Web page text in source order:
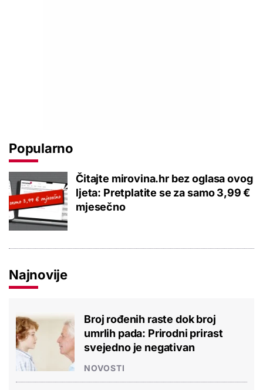
Popularno
Čitajte mirovina.hr bez oglasa ovog
ljeta: Pretplatite se za samo 3,99 €
mjesečno
Najnovije
Broj rođenih raste dok broj
umrlih pada: Prirodni prirast
svejedno je negativan
NOVOSTI